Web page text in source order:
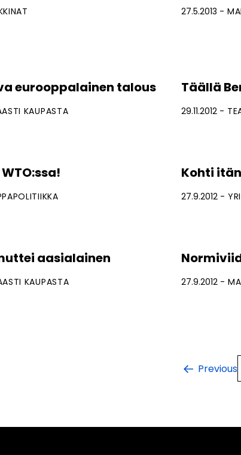
27.5.2013
eurooppalainen talous
KAUPASTA
Täällä
29.11.2012
Kohti
27.9.2012
aasialainen
KAUPASTA 27.9.2012
Previous